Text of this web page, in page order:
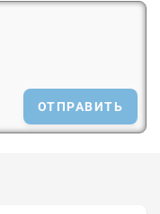
ОТПРАВИТЬ